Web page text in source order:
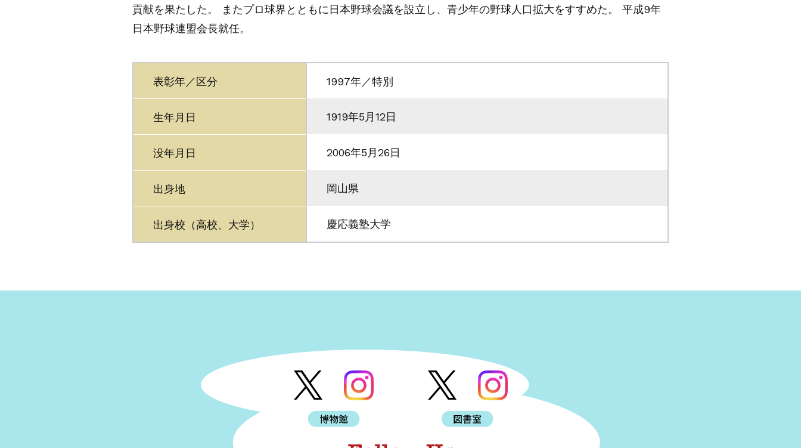
貢献を果たした。 またプロ球界とともに日本野球会議を設立し、青少年の野球人口拡大をすすめた。 平成9年
日本野球連盟会長就任。
表彰年／区分 1997年／特別
生年月日 1919年5月12日
没年月日 2006年5月26日
出身地 岡山県
出身校（高校、大学） 慶応義塾大学